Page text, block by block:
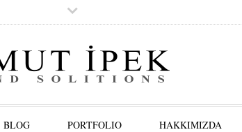
BLOG PORTFOLIO HAKKIMIZDA